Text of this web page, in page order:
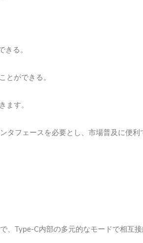
きる。
とができる。
ます。
タフェースを必要とし、市場普及に便利
、 Type-C内部の多元的なモードで相互接